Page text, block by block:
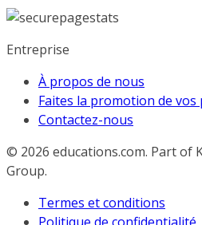
Entreprise
À propos de nous
Faites la promotion de
Contactez-nous
© 2026 educations.com. Part of
Group.
Termes et conditions